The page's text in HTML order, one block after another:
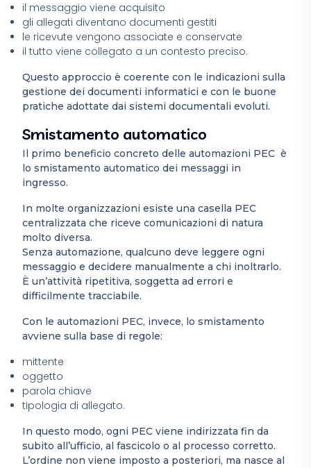
il messaggio viene acquisito
gli allegati diventano documenti gestiti
le ricevute vengono associate e conservate
il tutto viene collegato a un contesto preciso.
Questo approccio è coerente con le indicazioni sulla
gestione dei documenti informatici e con le buone
pratiche adottate dai sistemi documentali evoluti.
Smistamento automatico
Il primo beneficio concreto delle automazioni PEC è
lo smistamento automatico dei messaggi in
ingresso.
In molte organizzazioni esiste una casella PEC
centralizzata che riceve comunicazioni di natura
molto diversa.
Senza automazione, qualcuno deve leggere ogni
messaggio e decidere manualmente a chi inoltrarlo.
È un’attività ripetitiva, soggetta ad errori e
difficilmente tracciabile.
Con le automazioni PEC, invece, lo smistamento
avviene sulla base di regole:
mittente
oggetto
parola chiave
tipologia di allegato.
In questo modo, ogni PEC viene indirizzata fin da
subito all’ufficio, al fascicolo o al processo corretto.
L’ordine non viene imposto a posteriori, ma nasce al